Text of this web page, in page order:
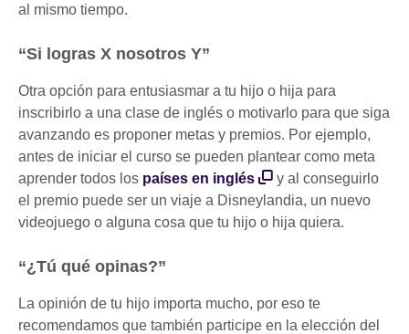
al mismo tiempo.
“Si logras X nosotros Y”
Otra opción para entusiasmar a tu hijo o hija para
inscribirlo a una clase de inglés o motivarlo para que siga
avanzando es proponer metas y premios. Por ejemplo,
antes de iniciar el curso se pueden plantear como meta
aprender todos los países en inglés
y al conseguirlo
el premio puede ser un viaje a Disneylandia, un nuevo
videojuego o alguna cosa que tu hijo o hija quiera.
“¿Tú qué opinas?”
La opinión de tu hijo importa mucho, por eso te
recomendamos que también participe en la elección del